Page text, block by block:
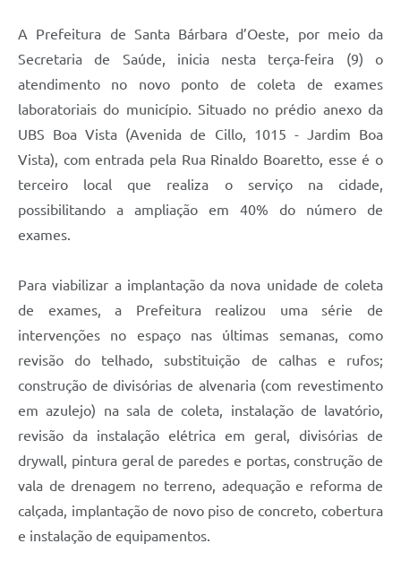
Contato
Plano Municipal de Segurança Pública
Plano de Contratações Anuais
A Prefeitura de Santa Bárbara d’Oeste, por meio da
Secretaria de Saúde, inicia nesta terça-feira (9) o
atendimento no novo ponto de coleta de exames
laboratoriais do município. Situado no prédio anexo da
UBS Boa Vista (Avenida de Cillo, 1015 - Jardim Boa
Vista), com entrada pela Rua Rinaldo Boaretto, esse é o
terceiro local que realiza o serviço na cidade,
possibilitando a ampliação em 40% do número de
exames.
Para viabilizar a implantação da nova unidade de coleta
de exames, a Prefeitura realizou uma série de
intervenções no espaço nas últimas semanas, como
revisão do telhado, substituição de calhas e rufos;
construção de divisórias de alvenaria (com revestimento
em azulejo) na sala de coleta, instalação de lavatório,
revisão da instalação elétrica em geral, divisórias de
drywall, pintura geral de paredes e portas, construção de
vala de drenagem no terreno, adequação e reforma de
calçada, implantação de novo piso de concreto, cobertura
e instalação de equipamentos.